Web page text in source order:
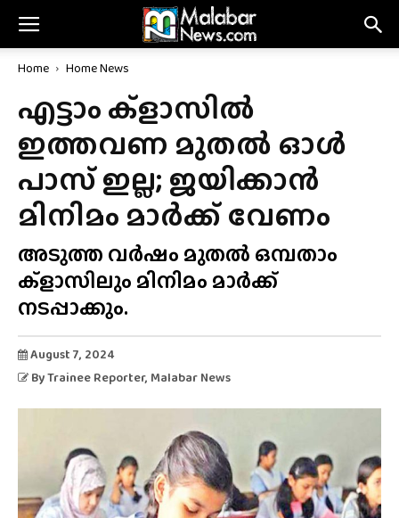
Home Home News
എട്ടാം ക്‌ളാസിൽ
ഇത്തവണ മുതൽ ഓൾ
പാസ് ഇല്ല; ജയിക്കാൻ
മിനിമം മാർക്ക് വേണം
അടുത്ത വർഷം മുതൽ ഒമ്പതാം
ക്ളാസിലും മിനിമം മാർക്ക്
നടപ്പാക്കും.
August 7, 2024
ByTrainee Reporter, Malabar News